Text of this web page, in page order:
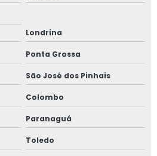
Londrina
Ponta Grossa
São José dos Pinhais
Colombo
Paranaguá
Toledo